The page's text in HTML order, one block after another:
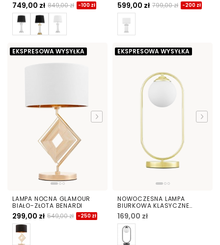
749,00 zł 849,00 zł -100 zł 599,00 zł 799,00 zł -200 zł
EKSPRESOWA WYSYŁKA
LAMPA NOCNA GLAMOUR
BIAŁO-ZŁOTA BENARDI
299,00 zł 549,00 zł -250 zł
EKSPRESOWA WYSYŁKA
NOWOCZESNA LAMPA
BIURKOWA KLASYCZNE
ZŁOTO VERO W1
169,00 zł